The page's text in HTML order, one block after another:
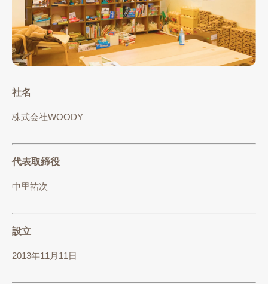
社名
株式会社WOODY
代表取締役
中里祐次
設立
2013年11月11日